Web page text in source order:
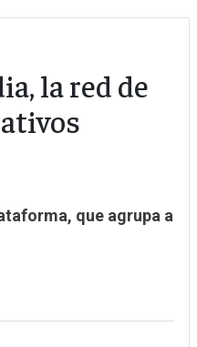
la red de
que agrupa a